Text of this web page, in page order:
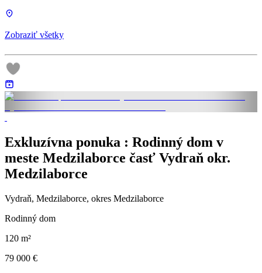
Zobraziť všetky
Exkluzívna ponuka : Rodinný dom v
meste Medzilaborce časť Vydraň okr.
Medzilaborce
Vydraň, Medzilaborce, okres Medzilaborce
Rodinný dom
120 m²
79 000 €